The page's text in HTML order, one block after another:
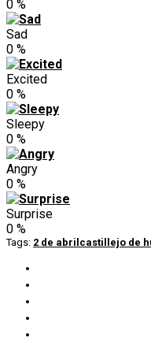
0 %
Sad
0 %
Excited
0 %
Sleepy
0 %
Angry
0 %
Surprise
0 %
Tags: 2 de abrilcastillejo de